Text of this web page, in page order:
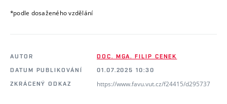
*podle dosaženého vzdělání
AUTOR
DOC. MGA. FILIP CENEK
DATUM PUBLIKOVÁNÍ
01.07.2025 10:30
ZKRÁCENÝ ODKAZ
https://www.favu.vut.cz/f24415/d295737